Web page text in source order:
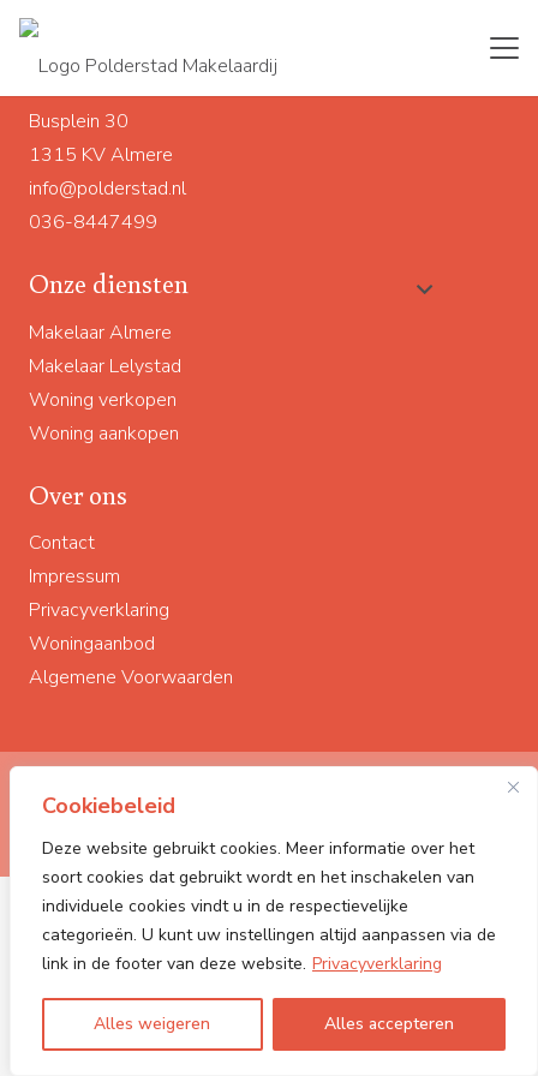
Cookiebeleid
Deze website gebruikt cookies. Meer informatie over het
soort cookies dat gebruikt wordt en het inschakelen van
individuele cookies vindt u in de respectievelijke
categorieën. U kunt uw instellingen altijd aanpassen via de
link in de footer van deze website. Privacyverklaring
Alles weigeren Alles accepteren
Ons adres
Busplein 30
1315 KV Almere
info@polderstad.nl
036-8447499
Onze diensten
Makelaar Almere
Makelaar Lelystad
Woning verkopen
Woning aankopen
Over ons
Contact
Impressum
Privacyverklaring
Woningaanbod
Algemene Voorwaarden
Powered by:PONCK | The Web Company